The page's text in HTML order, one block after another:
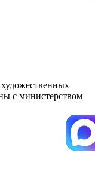
с министерством